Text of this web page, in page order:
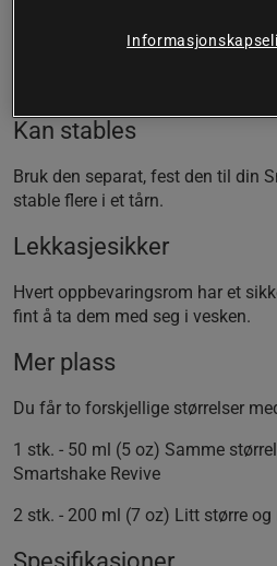
boksene og blande dem ut når de
Kan stables
Bruk den separat, fest den til din
stable flere i et tårn.
Lekkasjesikker
Hvert oppbevaringsrom har et
fint å ta dem med seg i vesken.
Mer plass
Du får to forskjellige størrelser
1 stk. - 50 ml (5 oz) Samme
Smartshake Revive
2 stk. - 200 ml (7 oz) Litt større og